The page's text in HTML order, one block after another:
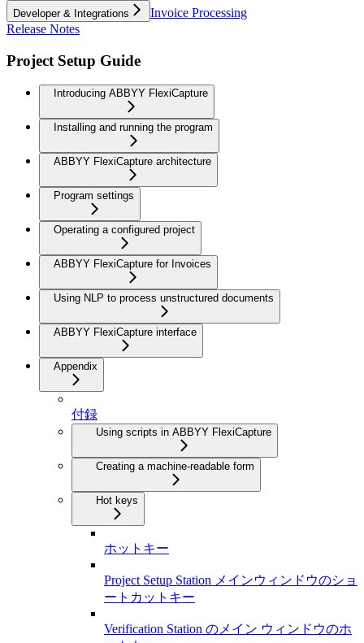
Developer & Integrations
Invoice Processing
Release Notes
Project Setup Guide
Introducing ABBYY FlexiCapture
Installing and running the program
ABBYY FlexiCapture architecture
Program settings
Operating a configured project
ABBYY FlexiCapture for Invoices
Using NLP to process unstructured documents
ABBYY FlexiCapture interface
Appendix
付録
Using scripts in ABBYY FlexiCapture
Creating a machine-readable form
Hot keys
ホットキー
Project Setup Station メインウィンドウのショ
ートカットキー
Verification Station のメイン ウィンドウのホ